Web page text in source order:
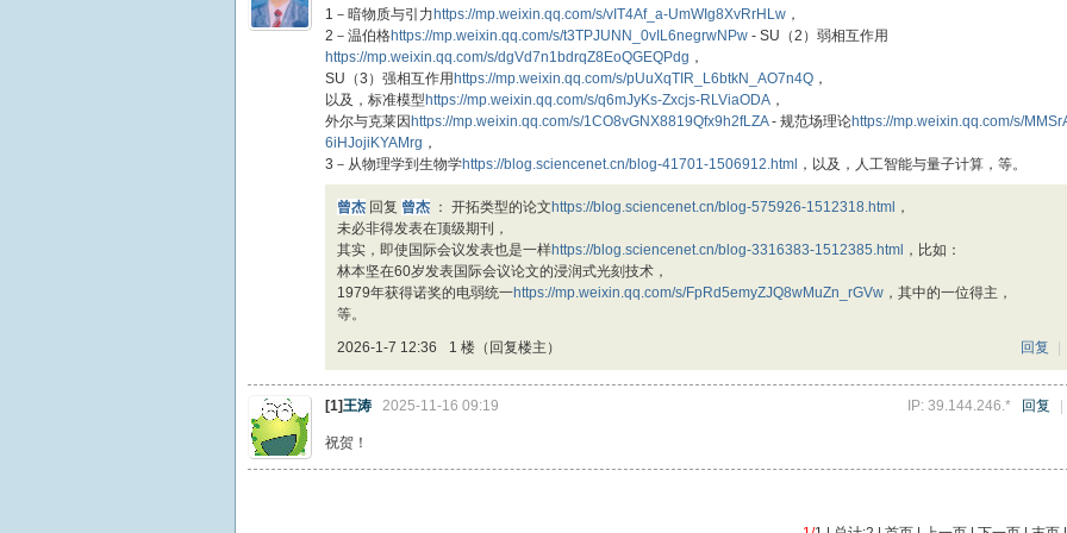
1－暗物质与引力 https://mp.weixin.qq.com/s/vIT4Af_a-UmWIg8XvRrHLw ，
2－温伯格https://mp.weixin.qq.com/s/t3TPJUNN_0vIL6negrwNPw - SU（2）弱相互作用
https://mp.weixin.qq.com/s/dgVd7n1bdrqZ8EoQGEQPdg ，
SU（3）强相互作用 https://mp.weixin.qq.com/s/pUuXqTIR_L6btkN_AO7n4Q ，
以及，标准模型 https://mp.weixin.qq.com/s/q6mJyKs-Zxcjs-RLViaODA ，
外尔与克莱因 https://mp.weixin.qq.com/s/1CO8vGNX8819Qfx9h2fLZA- 规范场理论https://mp.weixin.qq.com/s/
6iHJojiKYAMrg ，
3－从物理学到生物学https://blog.sciencenet.cn/blog-41701-1506912.html ，以及，人工智能与量子计算，等。
曾杰 回复 曾杰 ： 开拓类型的论文 https://blog.sciencenet.cn/blog-575926-1512318.html ，
未必非得发表在顶级期刊，
其实，即使国际会议发表也是一样https://blog.sciencenet.cn/blog-3316383-1512385.html ，比如：
林本坚在60岁发表国际会议论文的浸润式光刻技术，
1979年获得诺奖的电弱统一https://mp.weixin.qq.com/s/FpRd5emyZJQ8wMuZn_rGVw ，其中的一位得主，
等。
2026-1-7 12:36
1 楼（回复楼主） 回复
IP: 39.144.246.* 回复
[1]王涛 2025-11-16 09:19
祝贺！